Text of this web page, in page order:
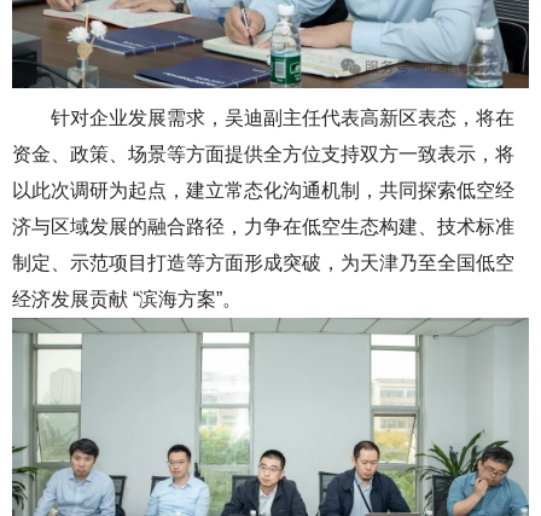
针对企业发展需求，吴迪副主任代表高新区表态， 将在
资金、政策、场景等方面提供全方位支持双方一致表示，将
以此次调研为起点，建立常态化沟通机制，共同探索低空经
济与区域发展的融合路径，力争在低空生态构建、技术标准
制定、示范项目打造等方面形成突破，为天津乃至全国低空
经济发展贡献 “滨海方案”。